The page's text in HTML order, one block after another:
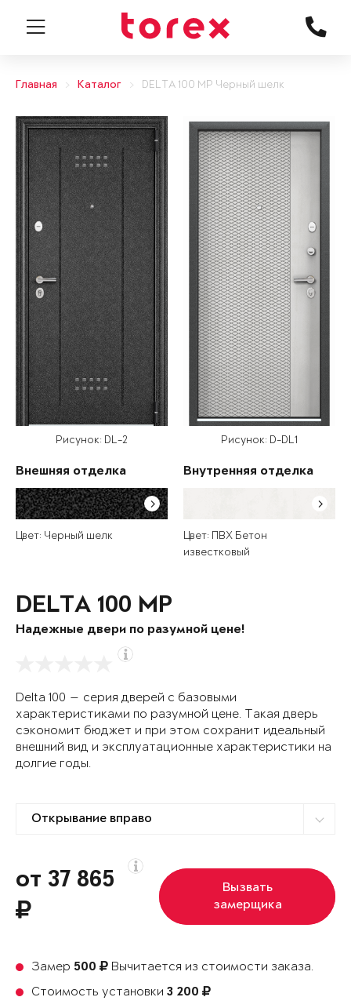
Главная Каталог DELTA 100 MP Черный шелк
Рисунок: DL-2
Внешняя отделка
Цвет: Черный шелк
Рисунок: D-DL1
Внутренняя отделка
Цвет: ПВХ Бетон
известковый
DELTA 100 MP
Надежные двери по разумной цене!
Delta 100 — серия дверей с базовыми
характеристиками по разумной цене. Такая дверь
сэкономит бюджет и при этом сохранит идеальный
внешний вид и эксплуатационные характеристики на
долгие годы.
от 37 865
Вызвать
замерщика
Замер 500
Вычитается из стоимости заказа.
Стоимость установки 3 200